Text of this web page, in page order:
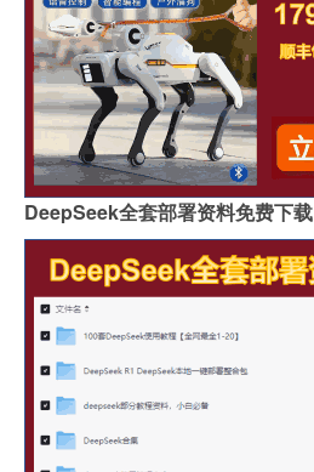
DeepSeek全套部署资料免费下载